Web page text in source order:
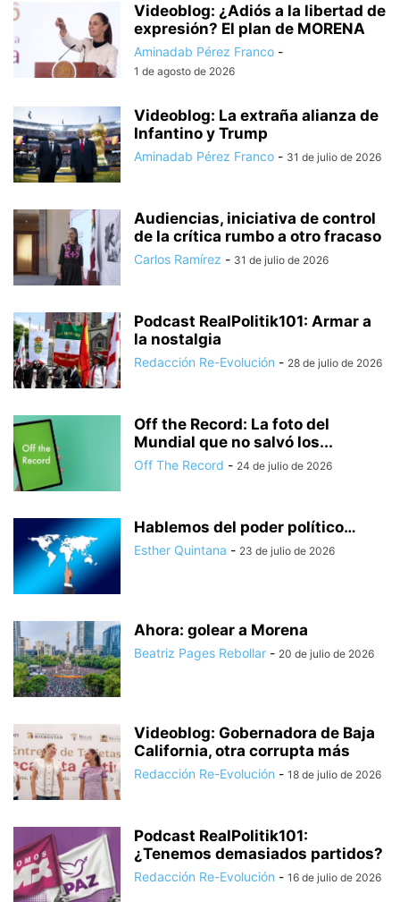
Videoblog: ¿Adiós a la libertad de
expresión? El plan de MORENA
Aminadab Pérez Franco -
1 de agosto de 2026
Videoblog: La extraña alianza de
Infantino y Trump
Aminadab Pérez Franco - 31 de julio de 2026
Audiencias, iniciativa de control
de la crítica rumbo a otro fracaso
Carlos Ramírez - 31 de julio de 2026
Podcast RealPolitik101: Armar a
la nostalgia
Redacción Re-Evolución - 28 de julio de 2026
Off the Record: La foto del
Mundial que no salvó los...
Off The Record - 24 de julio de 2026
Hablemos del poder político…
Esther Quintana - 23 de julio de 2026
Ahora: golear a Morena
Beatriz Pages Rebollar - 20 de julio de 2026
Videoblog: Gobernadora de Baja
California, otra corrupta más
Redacción Re-Evolución - 18 de julio de 2026
Podcast RealPolitik101:
¿Tenemos demasiados partidos?
Redacción Re-Evolución - 16 de julio de 2026